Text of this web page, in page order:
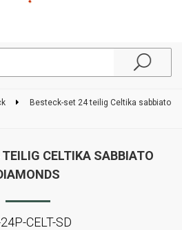
Besteck-set 24 teilig Celtika sabbiato
CELTIKA SABBIATO
CELT-SD